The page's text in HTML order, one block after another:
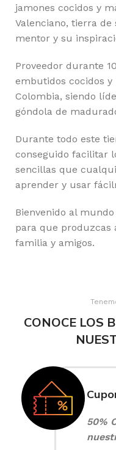
jamones cocidos y
Valenciano, tierra
mentor y su
Proveedor durante
embutidos cocidos
Colombia, siendo
góndola de
Durante todo este
conseguido facilitar
sencillas que
aprender y usar
Bienvenido al
para que produzcas
familia y amigos.
CONOCE LOS
50%